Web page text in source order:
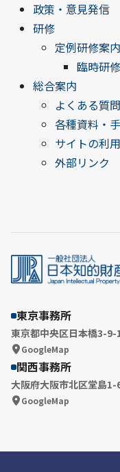
政策・意見発信
研修
定例研修案内
臨時研
総合案内
よくある質
各種資料・
サイトの利
外部リンク
東京事務所
東京都中央区日本橋3-9-
GoogleMap
関西事務所
大阪府大阪市北区堂島
GoogleMap